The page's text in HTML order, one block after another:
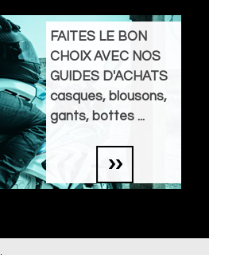
FAITES LE BON
CHOIX AVEC NOS
GUIDES D'ACHATS
casques, blousons,
gants, bottes ...